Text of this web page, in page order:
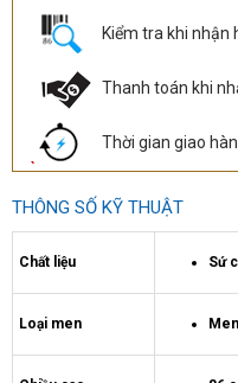
Kiểm tra khi nhận
Thanh toán khi
Thời gian giao
THÔNG SỐ KỸ THUẬT
Chất liệu Sứ
Loại men